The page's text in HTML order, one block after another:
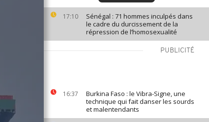
17:10
Sénégal : 71 hommes inculpés dans
le cadre du durcissement de la
répression de l’homosexualité
PUBLICITÉ
16:37
Burkina Faso : le Vibra-Signe, une
technique qui fait danser les sourds
et malentendants